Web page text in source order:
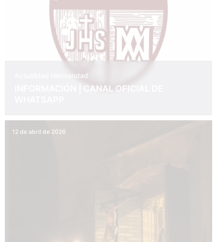
Hermandad
INFORMACIÓN | CANAL OFICIAL DE
12 de abril de 2026